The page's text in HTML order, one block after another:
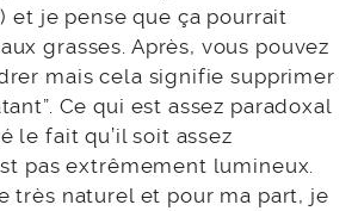
et je pense que ça pourrait
grasses. Après, vous pouvez
mais cela signifie supprimer
Ce qui est assez paradoxal
le fait qu’il soit assez
pas extrêmement lumineux.
très naturel et pour ma part, je